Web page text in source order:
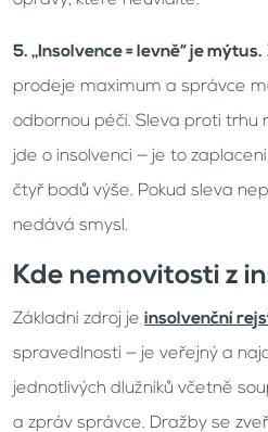
5. „Insolvence = levně“ je mýtus.
prodeje maximum a správce
odbornou péčí. Sleva proti trhu
jde o insolvenci — je to
čtyř bodů výše. Pokud sleva
nedává smysl.
Kde nemovitosti z
Základní zdroj je insolvenční
spravedlnosti — je veřejný a
jednotlivých dlužníků včetně
a zpráv správce. Dražby se